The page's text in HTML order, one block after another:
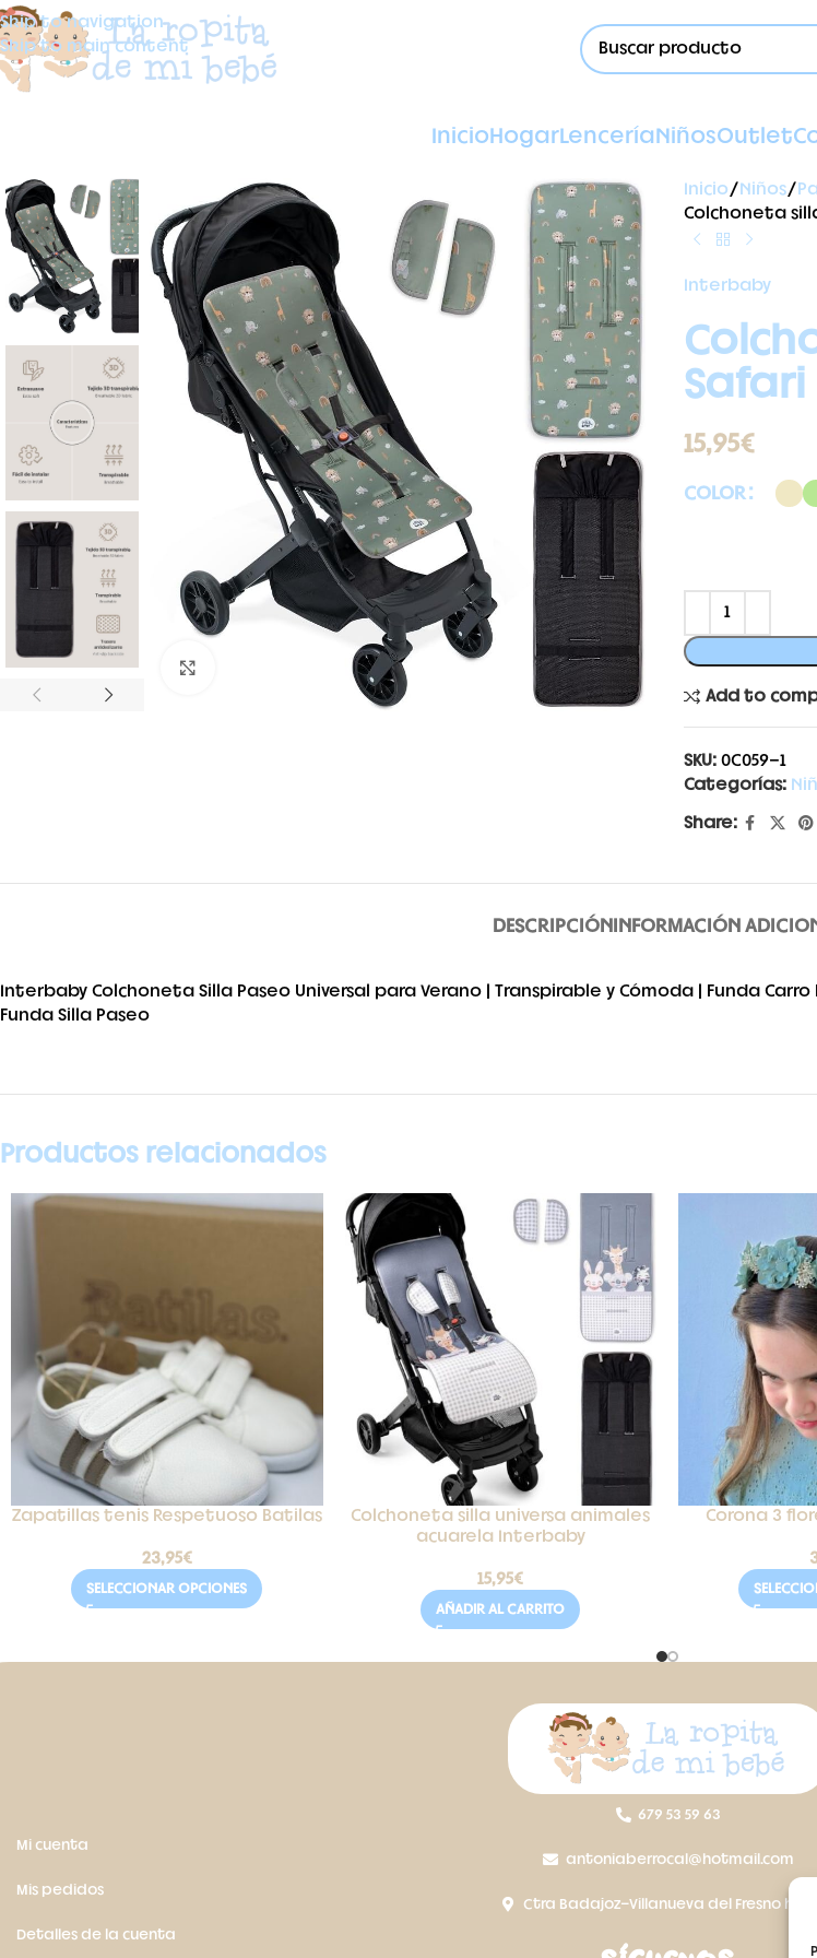
Skip to navigation
Skip to main content
InicioHogarLenceríaNiñosOutlet
Inicio Niños
Colchoneta
Interbaby
Safari
15,95€
COLOR
Add to
SKU: 0C059-1
Categorías:
Share:
DESCRIPCIÓNINFORMACIÓN
Interbaby Colchoneta Silla Paseo Universal para Verano | Transpirable y Cómoda | Funda
Funda Silla Paseo
Productos relacionados
Zapatillas tenis Respetuoso Batilas
23,95€
SELECCIONAR OPCIONES
Colchoneta silla universa animales
acuarela Interbaby
15,95€
AÑADIR AL CARRITO
Corona 3
Mi cuenta
Mis pedidos
Detalles de la cuenta
679 53 59 63
antoniaberrocal@hotmail.com
Ctra Badajoz-Villanueva del Fresno km